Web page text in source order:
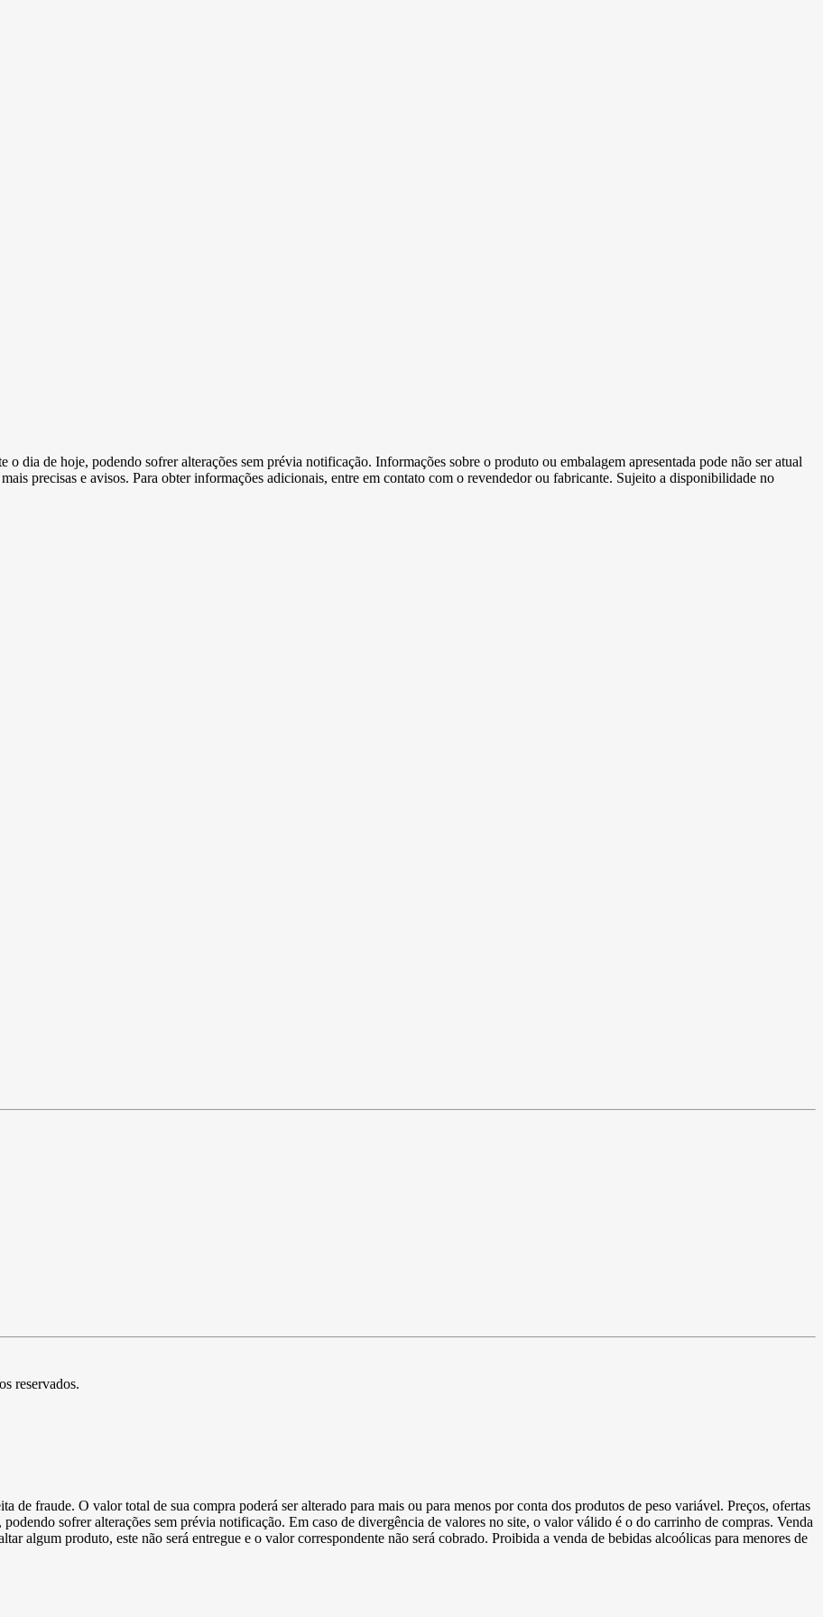
dia de hoje, podendo sofrer alterações sem prévia notificação. Informações sobre o produto ou embalagem apresentada pode não ser atual
precisas e avisos. Para obter informações adicionais, entre em contato com o revendedor ou fabricante. Sujeito a disponibilidade no
reservados.
de fraude. O valor total de sua compra poderá ser alterado para mais ou para menos por conta dos produtos de peso variável. Preços, ofertas
sofrer alterações sem prévia notificação. Em caso de divergência de valores no site, o valor válido é o do carrinho de compras. Venda
algum produto, este não será entregue e o valor correspondente não será cobrado. Proibida a venda de bebidas alcoólicas para menores de